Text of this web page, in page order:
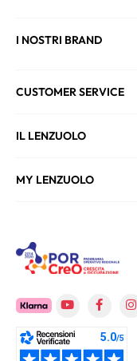
I NOSTRI BRAND
CUSTOMER SERVICE
IL LENZUOLO
MY LENZUOLO